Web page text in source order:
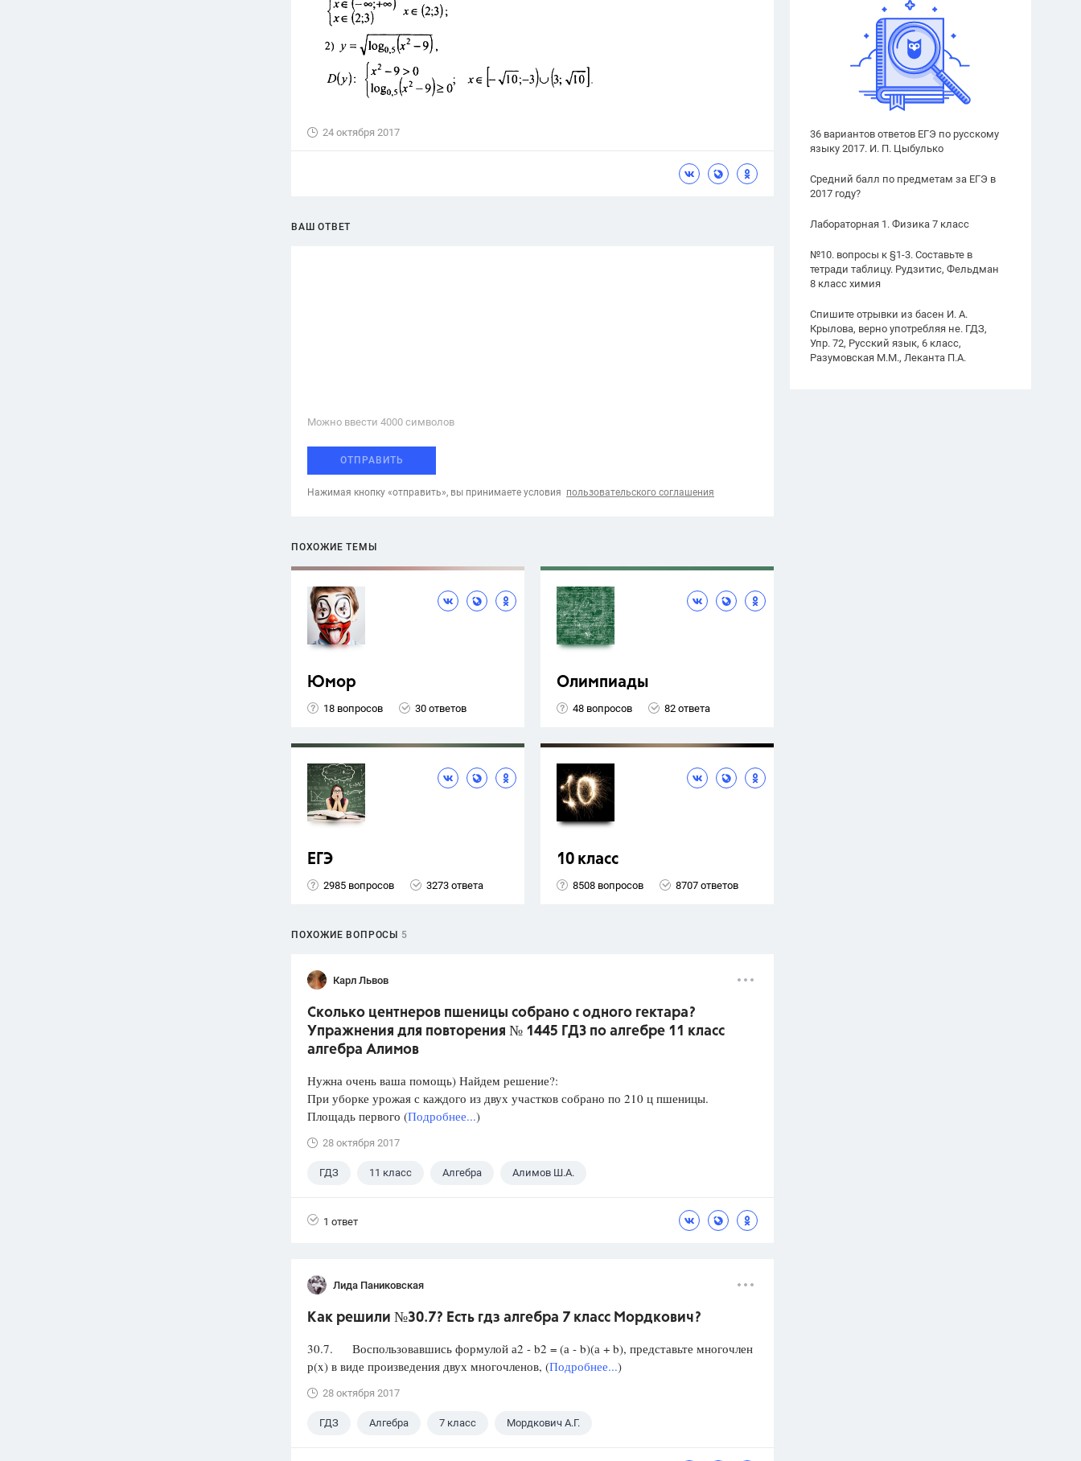
36 вариантов ответов ЕГЭ по русскому
языку 2017. И. П. Цыбулько
Средний балл по предметам за ЕГЭ в
2017 году?
Лабораторная 1. Физика 7 класс
№10. вопросы к §1-3. Составьте в
тетради таблицу. Рудзитис, Фельдман
8 класс химия
Спишите отрывки из басен И. А.
Крылова, верно употребляя не. ГДЗ,
Упр. 72, Русский язык, 6 класс,
Разумовская М.М., Леканта П.А.
24 октября 2017
ВАШ ОТВЕТ
Можно ввести 4000 cимволов
ОТПРАВИТЬ
Нажимая кнопку «отправить», вы принимаете условия пользовательского соглашения
ПОХОЖИЕ ТЕМЫ
Юмор
18 вопросов 30 ответов
Олимпиады
48 вопросов 82 ответа
ЕГЭ
2985 вопросов 3273 ответа
10 класс
8508 вопросов 8707 ответов
ПОХОЖИЕ ВОПРОСЫ 5
Карл Львов
Сколько центнеров пшеницы собрано с одного гектара?
Упражнения для повторения № 1445 ГДЗ по алгебре 11 класс
алгебра Алимов
Нужна очень ваша помощь) Найдем решение?:
При уборке урожая с каждого из двух участков собрано по 210 ц пшеницы.
Площадь первого (Подробнее...)
28 октября 2017
ГДЗ 11 класс Алгебра Алимов Ш.А.
1 ответ
Лида Паниковская
Как решили №30.7? Есть гдз алгебра 7 класс Мордкович?
30.7. Воспользовавшись формулой а2 - b2 = (а - b)(а + b), представьте многочлен
р(x) в виде произведения двух многочленов, (Подробнее...)
28 октября 2017
ГДЗ Алгебра 7 класс Мордкович А.Г.